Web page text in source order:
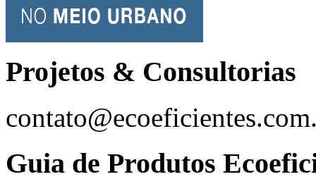
Projetos & Consultorias
Guia de Produtos